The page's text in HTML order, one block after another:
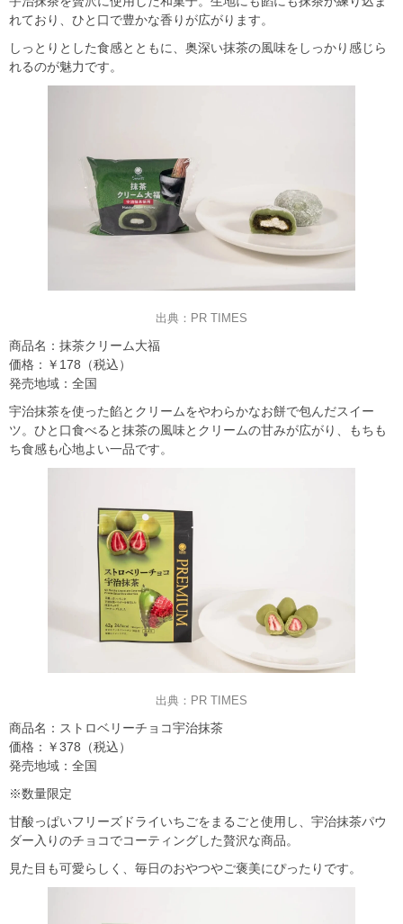
れており、ひと口で豊かな香りが広がります。
しっとりとした食感とともに、奥深い抹茶の風味をしっかり感じら
れるのが魅力です。
出典：PR TIMES
商品名：抹茶クリーム大福
価格：￥178（税込）
発売地域：全国
宇治抹茶を使った餡とクリームをやわらかなお餅で包んだスイー
ツ。ひと口食べると抹茶の風味とクリームの甘みが広がり、もちも
ち食感も心地よい一品です。
出典：PR TIMES
商品名：ストロベリーチョコ宇治抹茶
価格：￥378（税込）
発売地域：全国
※数量限定
甘酸っぱいフリーズドライいちごをまるごと使用し、宇治抹茶パウ
ダー入りのチョコでコーティングした贅沢な商品。
見た目も可愛らしく、毎日のおやつやご褒美にぴったりです。